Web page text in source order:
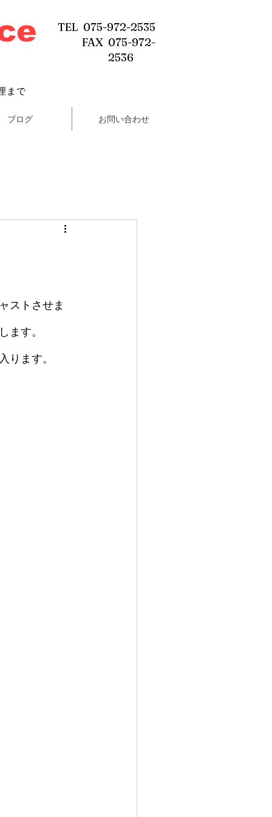
TEL 075-972-2535
FAX 075-972-
2536
まで
ブログ お問い合わせ
ストさせま
ます。
ります。